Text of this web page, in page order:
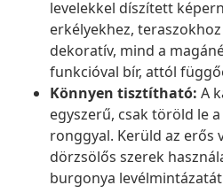
levelekkel díszített
erkélyekhez,
dekoratív, mind a
funkcióval bír, attól
Könnyen tisztítható: A
egyszerű, csak töröld le
ronggyal. Kerüld az erős
dörzsölős szerek
burgonya